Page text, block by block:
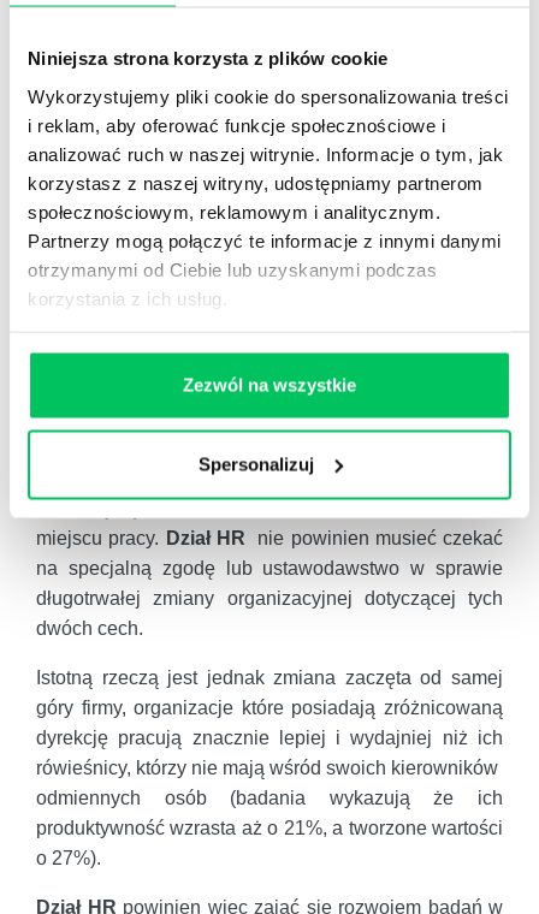
Niniejsza strona korzysta z plików cookie
Wykorzystujemy pliki cookie do spersonalizowania treści
i reklam, aby oferować funkcje społecznościowe i
analizować ruch w naszej witrynie. Informacje o tym, jak
korzystasz z naszej witryny, udostępniamy partnerom
społecznościowym, reklamowym i analitycznym.
Partnerzy mogą połączyć te informacje z innymi danymi
otrzymanymi od Ciebie lub uzyskanymi podczas
korzystania z ich usług.
Zezwól na wszystkie
Spersonalizuj
potencjał i konkretne zdolności. Dodatkowo, aż 39%
pracowników.
Jaki jest więc sekret tych, którym udało się
przyciągnąć do siebie odpowiednich pracowników?
Około 70% liderów twierdzi, że jednym z głównych
działań zapewniających ich pomyślność jest
holistyczny program dotyczący dobrobytu przyszłych
pracowników, który stanowi kluczowy element ich
osiągnięciu dobrego samopoczucia w miejscu pracy.
na całym świecie posiada specjalne programy które
miejscu pracy. Dział HR nie powinien musieć czekać
na specjalną zgodę lub ustawodawstwo w sprawie
długotrwałej zmiany organizacyjnej dotyczącej tych
dwóch cech.
Istotną rzeczą jest jednak zmiana zaczęta od samej
góry firmy, organizacje które posiadają zróżnicowaną
dyrekcję pracują znacznie lepiej i wydajniej niż ich
rówieśnicy, którzy nie mają wśród swoich kierowników
odmiennych osób (badania wykazują że ich
produktywność wzrasta aż o 21%, a tworzone wartości
o 27%).
Dział HR powinien więc zająć się rozwojem badań w